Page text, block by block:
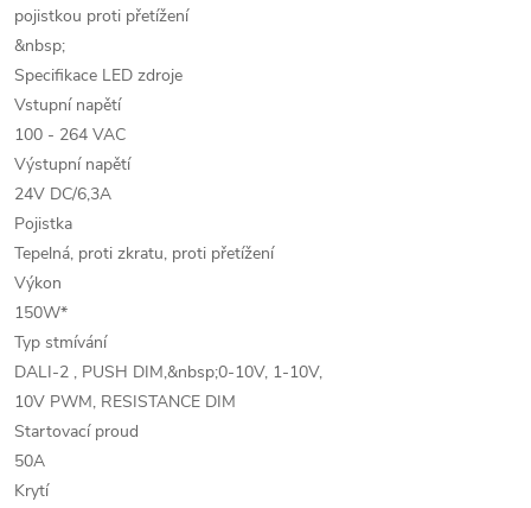
pojistkou proti přetížení
&nbsp;
Specifikace LED zdroje
Vstupní napětí
100 - 264 VAC
Výstupní napětí
24V DC/6,3A
Pojistka
Tepelná, proti zkratu, proti přetížení
Výkon
150W*
Typ stmívání
DALI-2 , PUSH DIM,&nbsp;0-10V, 1-10V,
10V PWM, RESISTANCE DIM
Startovací proud
50A
Krytí